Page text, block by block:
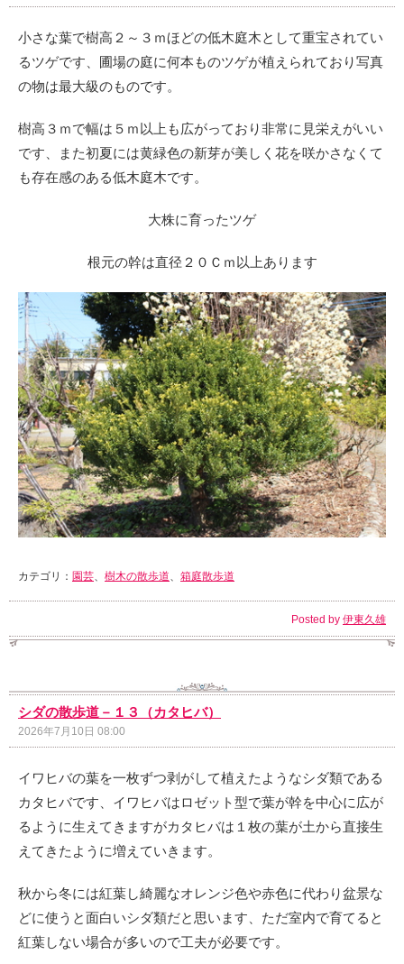
小さな葉で樹高２～３ｍほどの低木庭木として重宝されてい
るツゲです、圃場の庭に何本ものツゲが植えられており写真
の物は最大級のものです。
樹高３ｍで幅は５ｍ以上も広がっており非常に見栄えがいい
です、また初夏には黄緑色の新芽が美しく花を咲かさなくて
も存在感のある低木庭木です。
大株に育ったツゲ
根元の幹は直径２０Ｃｍ以上あります
カテゴリ： 園芸、 樹木の散歩道、 箱庭散歩道
Posted by 伊東久雄
シダの散歩道－１３（カタヒバ）
2026年7月10日 08:00
イワヒバの葉を一枚ずつ剥がして植えたようなシダ類である
カタヒバです、イワヒバはロゼット型で葉が幹を中心に広が
るように生えてきますがカタヒバは１枚の葉が土から直接生
えてきたように増えていきます。
秋から冬には紅葉し綺麗なオレンジ色や赤色に代わり盆景な
どに使うと面白いシダ類だと思います、ただ室内で育てると
紅葉しない場合が多いので工夫が必要です。